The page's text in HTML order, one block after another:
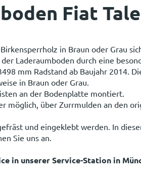
Fiat
in Braun oder Grau
Laderaumboden durch eine
mm Radstand ab Baujahr 2014.
in Braun oder Grau.
an der Bodenplatte montiert.
möglich, über Zurrmulden an den
und eingeklebt werden. In
Sie uns an.
in unserer Service-Station in